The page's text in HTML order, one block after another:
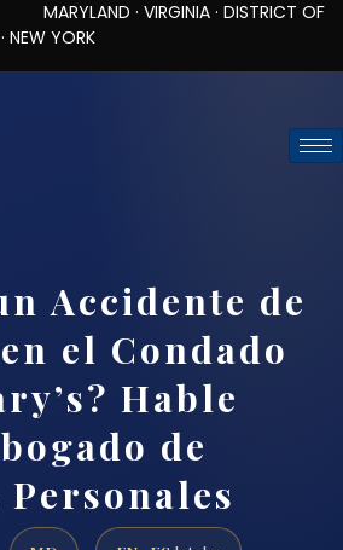
· DISTRICT OF
NEW YORK
Accidente de
el Condado
Hable
de